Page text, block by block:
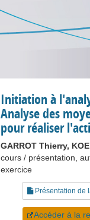
Initiation à
Analyse des
pour réaliser
GARROT Thierry,
cours / présentation,
exercice
Présentation de
Accéder à la